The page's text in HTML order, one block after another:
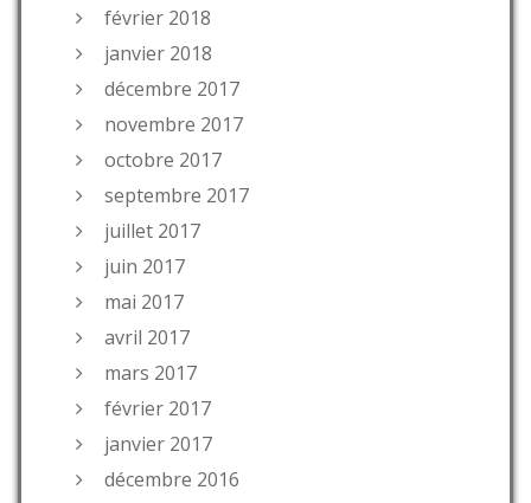
février 2018
janvier 2018
décembre 2017
novembre 2017
octobre 2017
septembre 2017
juillet 2017
juin 2017
mai 2017
avril 2017
mars 2017
février 2017
janvier 2017
décembre 2016